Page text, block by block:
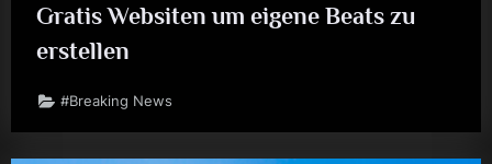
Gratis Websiten um eigene Beats zu
erstellen
#Breaking News